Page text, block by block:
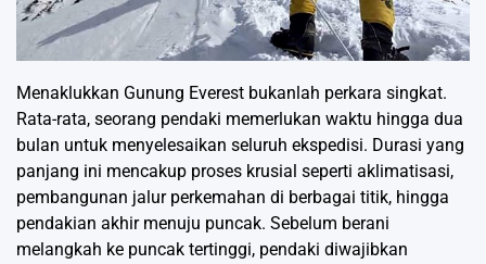
Menaklukkan Gunung Everest bukanlah perkara singkat.
Rata-rata, seorang pendaki memerlukan waktu hingga dua
bulan untuk menyelesaikan seluruh ekspedisi. Durasi yang
panjang ini mencakup proses krusial seperti aklimatisasi,
pembangunan jalur perkemahan di berbagai titik, hingga
pendakian akhir menuju puncak. Sebelum berani
melangkah ke puncak tertinggi, pendaki diwajibkan